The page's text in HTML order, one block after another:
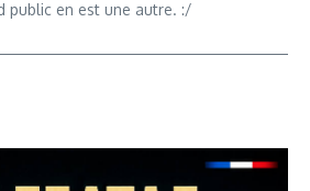
public en est une autre. :/